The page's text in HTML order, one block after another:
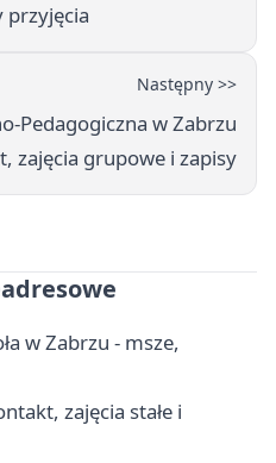
przyjęcia
Następny >>
Pedagogiczna w Zabrzu
zajęcia grupowe i zapisy
w Zabrzu - msze,
zajęcia stałe i